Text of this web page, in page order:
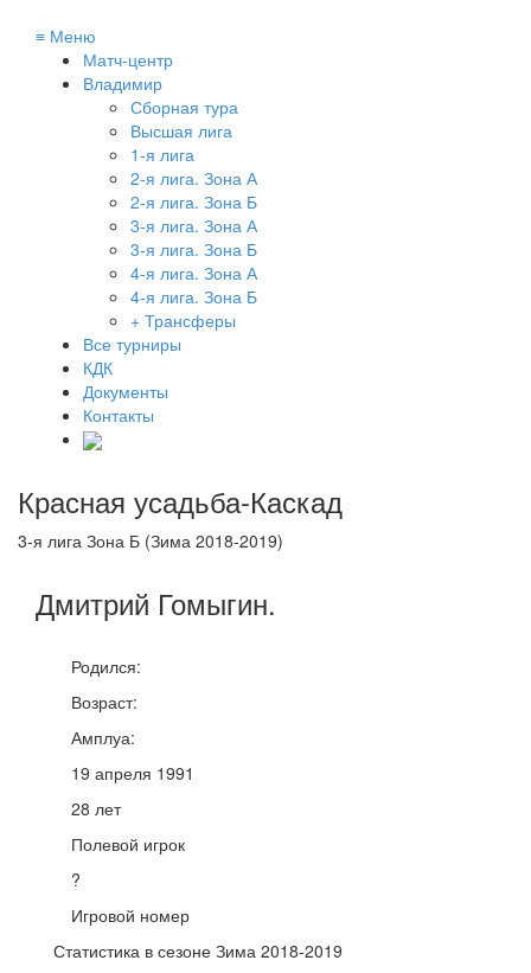
≡ Меню
Матч-центр
Владимир
Сборная тура
Высшая лига
1-я лига
2-я лига. Зона А
2-я лига. Зона Б
3-я лига. Зона А
3-я лига. Зона Б
4-я лига. Зона А
4-я лига. Зона Б
+ Трансферы
Все турниры
КДК
Документы
Контакты
Красная усадьба-Каскад
3-я лига Зона Б (Зима 2018-2019)
Дмитрий Гомыгин.
Родился:
Возраст:
Амплуа:
19 апреля 1991
28 лет
Полевой игрок
?
Игровой номер
Статистика в сезоне Зима 2018-2019